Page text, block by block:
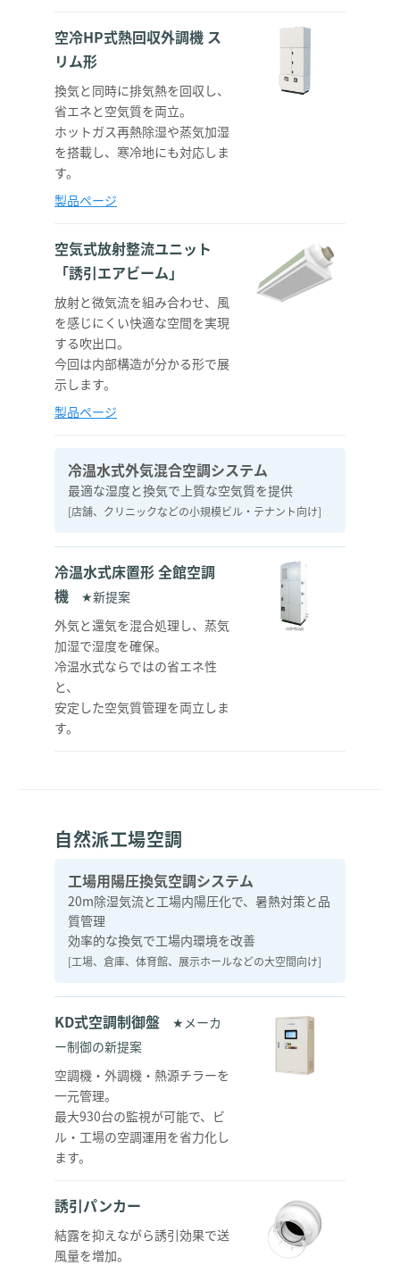
空冷HP式熱回収外調機 ス
リム形
換気と同時に排気熱を回収し、
省エネと空気質を両立。
ホットガス再熱除湿や蒸気加湿
を搭載し、寒冷地にも対応しま
す。
製品ページ
空気式放射整流ユニット
「誘引エアビーム」
放射と微気流を組み合わせ、風
を感じにくい快適な空間を実現
する吹出口。
今回は内部構造が分かる形で展
示します。
製品ページ
冷温水式外気混合空調システム
最適な湿度と換気で 上質な空気質を提供
[店舗、クリニックなどの小規模ビル・テナント向け]
冷温水式床置形 全館空調
機 ★新提案
外気と還気を混合処理し、蒸気
加湿で湿度を確保。
冷温水式ならではの省エネ性
と、
安定した空気質管理を両立しま
す。
自然派工場空調
工場用陽圧換気空調システム
20m除湿気流と工場内陽圧化で、暑熱対策と品
質管理
効率的な換気で工場内環境を改善
[工場、倉庫、体育館、展示ホールなどの大空間向け]
KD式空調制御盤 ★メーカ
ー制御の新提案
空調機・外調機・熱源チラーを
一元管理。
最大930台の監視が可能で、ビ
ル・工場の空調運用を省力化し
ます。
誘引パンカー
結露を抑えながら誘引効果で送
風量を増加。